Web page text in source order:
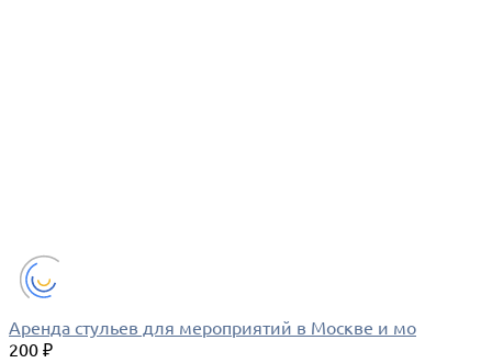
Аренда стульев для мероприятий в Москве и мо
200 ₽